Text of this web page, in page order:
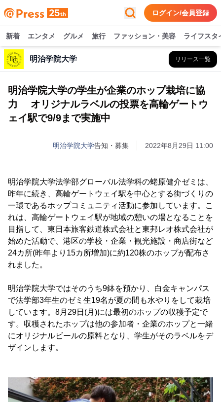
ログイン/会員登録
新着 エンタメ グルメ 旅行 ファッション・美容 ライフスタ
明治学院大学 リリース一覧
明治学院大学の学生が企業のホップ栽培に協
力 オリジナルラベルの投票を高輪ゲートウ
ェイ駅で9/9まで実施中
明治学院大学告知・募集 2022年8月29日 11:00
明治学院大学法学部グローバル法学科の蛯原健介ゼミは、
昨年に続き、高輪ゲートウェイ駅を中心とする街づくりの
一環であるホップコミュニティ活動に参加しています。こ
れは、高輪ゲートウェイ駅が地域の憩いの場となることを
目指して、東日本旅客鉄道株式会社と東邦レオ株式会社が
始めた活動で、港区の学校・企業・観光施設・商店街など
24カ所(昨年より15カ所増加)に約120株のホップが配布さ
れました。
明治学院大学ではそのうち9鉢を預かり、白金キャンパス
で法学部3年生のゼミ生19名が夏の間も水やりをして栽培
しています。8月29日(月)には最初のホップの収穫予定で
す。収穫されたホップは他の参加者・企業のホップと一緒
にオリジナルビールの原料となり、学生がそのラベルをデ
ザインします。